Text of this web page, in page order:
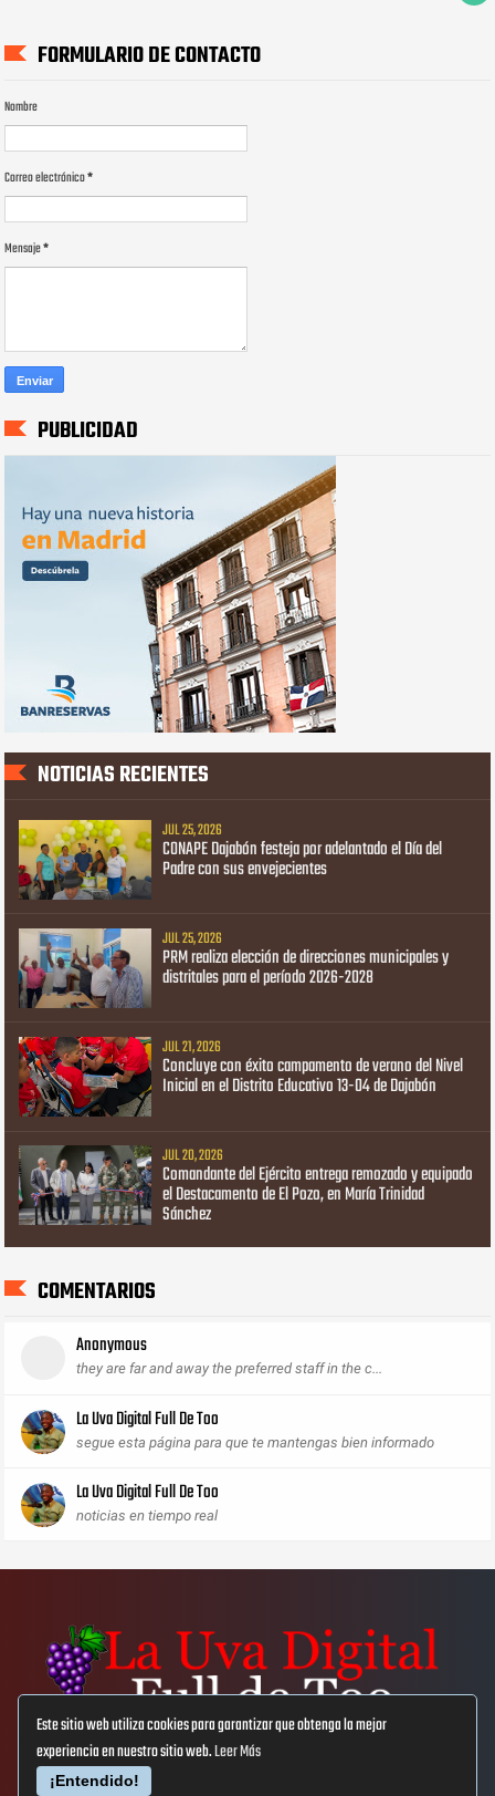
Este sitio web utiliza cookies para garantizar que obtenga la mejor
experiencia en nuestro sitio web.Leer Más
¡Entendido!
FORMULARIO DE CONTACTO
Nombre
Correo electrónico*
Mensaje*
PUBLICIDAD
NOTICIAS RECIENTES
JUL 25, 2026
CONAPE Dajabón festeja por adelantado el Día del
Padre con sus envejecientes
JUL 25, 2026
PRM realiza elección de direcciones municipales y
distritales para el período 2026-2028
JUL 21, 2026
Concluye con éxito campamento de verano del Nivel
Inicial en el Distrito Educativo 13-04 de Dajabón
JUL 20, 2026
Comandante del Ejército entrega remozado y equipado
el Destacamento de El Pozo, en María Trinidad
Sánchez
COMENTARIOS
Anonymous
they are far and away the preferred staff in the c...
La Uva Digital Full De Too
segue esta página para que te mantengas bien informado
La Uva Digital Full De Too
noticias en tiempo real
Aviso Lega Privacidad